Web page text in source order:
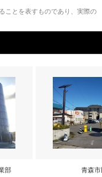
ことを表すものであり、実際の
部 青森市